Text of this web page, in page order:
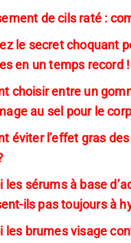
de cils raté :
le secret choquant
en un temps record !
choisir entre un
au sel pour le
éviter l’effet gras
les sérums à base
ils pas toujours à
les brumes visage